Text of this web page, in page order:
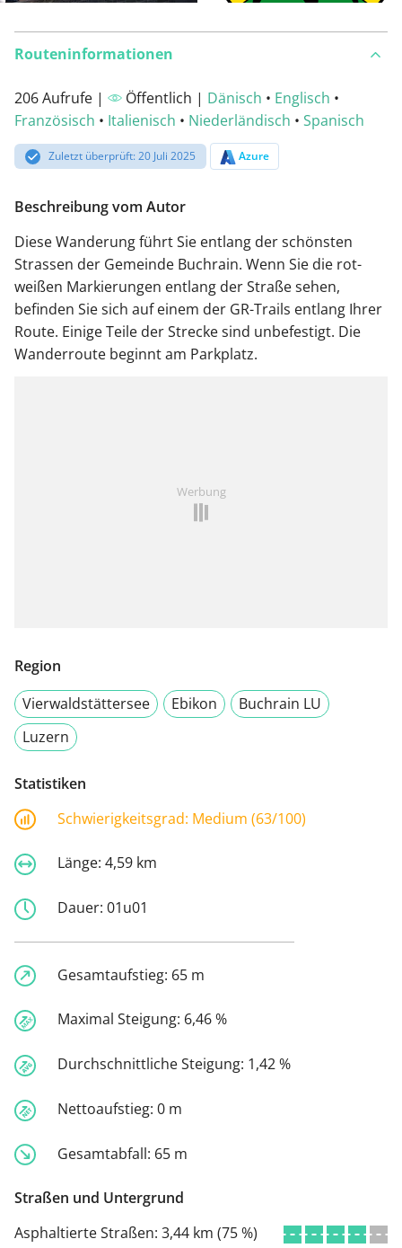
Routeninformationen
206 Aufrufe | Öffentlich | Dänisch • Englisch •
Französisch • Italienisch • Niederländisch • Spanisch
Zuletzt überprüft: 20 Juli 2025 Azure
Beschreibung vom Autor
Diese Wanderung führt Sie entlang der schönsten
Strassen der Gemeinde Buchrain. Wenn Sie die rot-
weißen Markierungen entlang der Straße sehen,
befinden Sie sich auf einem der GR-Trails entlang Ihrer
Route. Einige Teile der Strecke sind unbefestigt. Die
Wanderroute beginnt am Parkplatz.
Werbung
Region
Vierwaldstättersee
Ebikon
Buchrain LU
Luzern
Statistiken
Schwierigkeitsgrad: Medium (63/100)
Länge: 4,59 km
Dauer: 01u01
Gesamtaufstieg: 65 m
Maximal Steigung: 6,46 %
Durchschnittliche Steigung: 1,42 %
Nettoaufstieg: 0 m
Gesamtabfall: 65 m
Straßen und Untergrund
Asphaltierte Straßen: 3,44 km (75 %)